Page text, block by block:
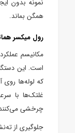
نمونه بدون
همگن بماند.
رول میکسر
مکانیسم
است. این
که لوله‌ها روی
غلتک‌ها با
چرخشی
جلوگیری از